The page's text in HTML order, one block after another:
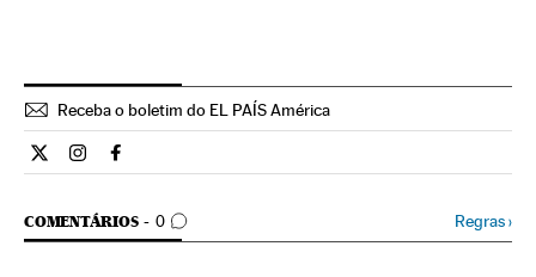
Receba o boletim do EL PAÍS América
Internacional El País Brasil en Twitter
Internacional El País Brasil en Instagram
Internacional El País Brasil en Facebook
COMENTÁRIOS 0
COMENTÁRIOS Regras›